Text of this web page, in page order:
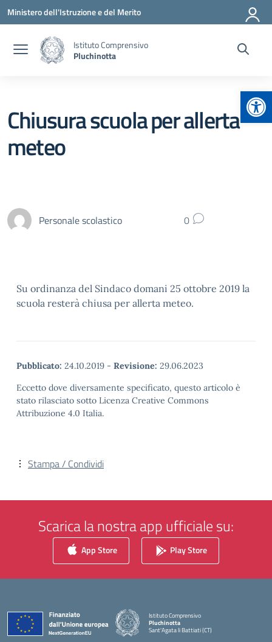
Vai ai contenuti
Vai al menu di navigazione
Vai al footer
Ministero dell'Istruzione e del Merito
Istituto Comprensivo
Pluchinotta
Chiusura scuola per allerta
meteo
Personale scolastico 0
Su ordinanza del Sindaco domani 25 ottobre 2019 la
scuola resterà chiusa per allerta meteo.
Pubblicato: 24.10.2019 - Revisione: 29.06.2023
Eccetto dove diversamente specificato, questo articolo è
stato rilasciato sotto Licenza Creative Commons
Attribuzione 4.0 Italia.
Stampa / Condividi
Scarica la nostra app ufficiale su:
App Store Play Store
Istituto Comprensivo
Pluchinotta
Sant'Agata li Battiati (CT)
— Visita la pagina iniziale della scuola